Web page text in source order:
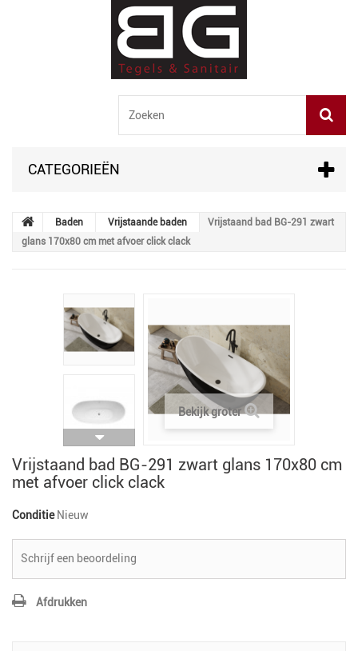
CATEGORIEËN
Baden Vrijstaande baden
Vrijstaand bad BG-291 zwart
glans 170x80 cm met afvoer click clack
Bekijk groter
Vrijstaand bad BG-291 zwart glans 170x80 cm
met afvoer click clack
Conditie Nieuw
Schrijf een beoordeling
Afdrukken